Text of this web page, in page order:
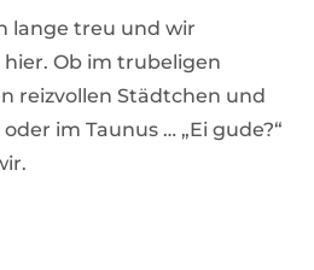
lange treu und wir
Ob im trubeligen
reizvollen Städtchen und
im Taunus … „Ei gude?“